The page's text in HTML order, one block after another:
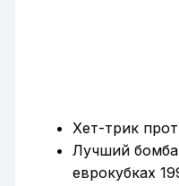
Хет-трик
Лучший
еврокубках